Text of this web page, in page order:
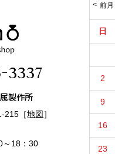
3337
製作所
215［地図 ］
～18：30
前月
日
2
9
16
23